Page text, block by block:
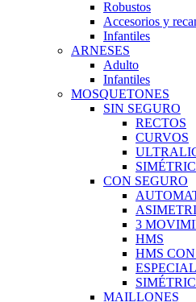
Robustos
Accesorios y
Infantiles
ARNESES
Adulto
Infantiles
MOSQUETONES
SIN SEGURO
RECTOS
CURVOS
CON SEGURO
3
HMS
HMS
MAILLONES